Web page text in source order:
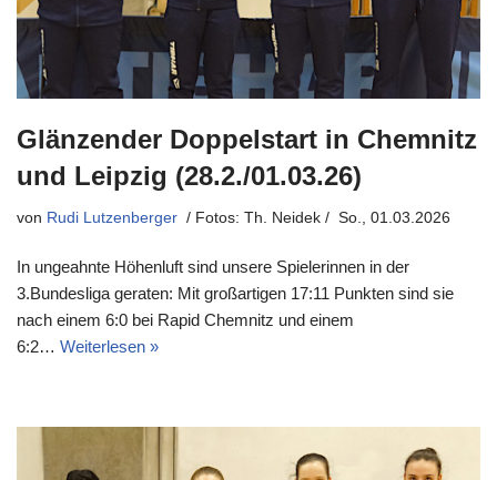
Glänzender Doppelstart in Chemnitz
und Leipzig (28.2./01.03.26)
von Rudi Lutzenberger So., 01.03.2026
In ungeahnte Höhenluft sind unsere Spielerinnen in der
3.Bundesliga geraten: Mit großartigen 17:11 Punkten sind sie
nach einem 6:0 bei Rapid Chemnitz und einem
6:2… Weiterlesen »